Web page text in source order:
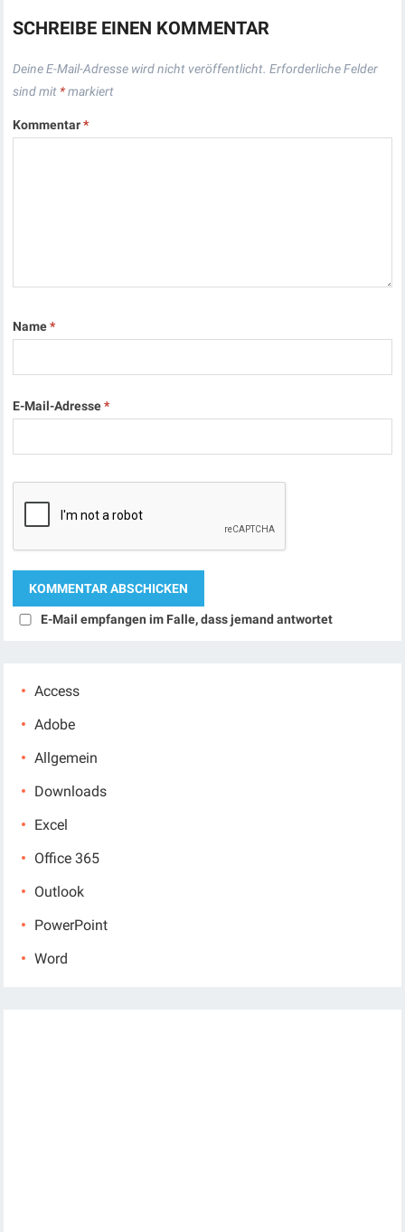
SCHREIBE EINEN KOMMENTAR
Deine E-Mail-Adresse wird nicht veröffentlicht. Erforderliche Felder
sind mit *markiert
Kommentar*
Name*
E-Mail-Adresse*
E-Mail empfangen im Falle, dass jemand antwortet
Access
Adobe
Allgemein
Downloads
Excel
Office 365
Outlook
PowerPoint
Word